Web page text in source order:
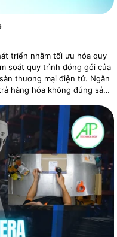
triển nhằm tối ưu hóa quy
soát quy trình đóng gói của
thương mại điện tử. Ngăn
hàng hóa không đúng sản